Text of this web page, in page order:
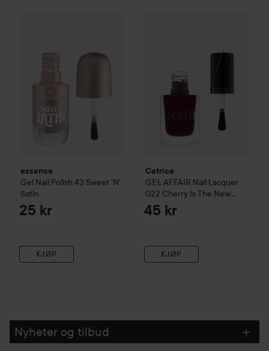
essence
Gel Nail Polish 43 Sweet 'N'
Satin
25 kr
KJØP
Catrice
GEL AFFAIR Nail Lacquer
022 Cherry Is The New
Black
45 kr
KJØP
Nyheter og tilbud